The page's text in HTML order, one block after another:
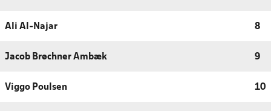
Ali Al-Najar 8
Jacob Brøchner Ambæk 9
Viggo Poulsen 10